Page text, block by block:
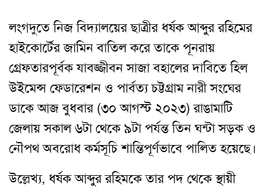
লংগদুতে নিজ বিদ্যালয়ের ছাত্রীর ধর্ষক আব্দুর রহিমের
হাইকোর্টের জামিন বাতিল করে তাকে পূনরায়
গ্রেফতারপূর্বক যাবজ্জীবন সাজা বহালের দাবিতে হিল
উইমেন্স ফেডারেশন ও পার্বত্য চট্টগ্রাম নারী সংঘের
ডাকে আজ বুধবার (৩০ আগস্ট ২০২৩) রাঙামাটি
জেলায় সকাল ৬টা থেকে ৯টা পর্যন্ত তিন ঘন্টা সড়ক ও
নৌপথ অবরোধ কর্মসূচি শান্তিপূর্ণভাবে পালিত হয়েছে।
উল্লেখ্য, ধর্ষক আব্দুর রহিমকে তার পদ থেকে স্থায়ী